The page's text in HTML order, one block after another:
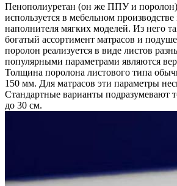
Пенополиуретан (он же ППУ и
используется в мебельном производстве
наполнителя мягких моделей. Из него
богатый ассортимент матрасов и
поролон реализуется в виде листов
популярными параметрами являются
Толщина поролона листового типа
150 мм. Для матрасов эти параметры
Стандартные варианты подразумевают
до 30 см.